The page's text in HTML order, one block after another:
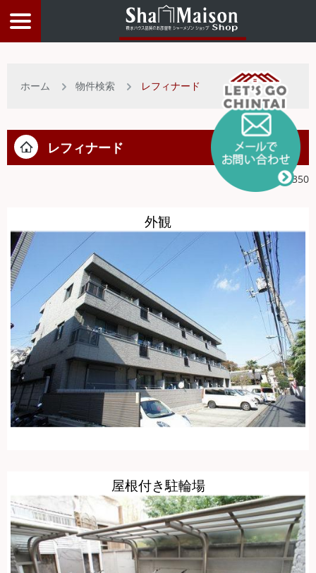
お客様サービス
物件比較リスト
トップページ
ホーム 物件検索 レフィナード
レフィナード
物件ID:1051350
外観
屋根付き駐輪場